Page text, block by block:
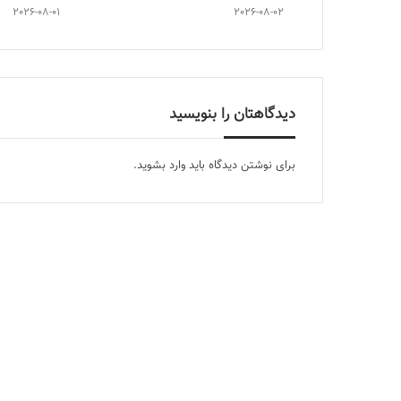
2026-08-02
2026-08-01
دیدگاهتان را بنویسید
برای نوشتن دیدگاه باید وارد بشوید.